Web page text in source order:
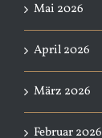
Mai 2026
April 2026
März 2026
Februar 2026